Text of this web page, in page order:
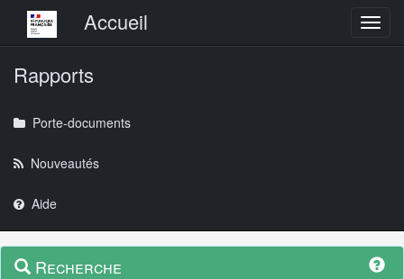
Menu principalAccueil
Rapports
Porte-documents
Nouveautés
Aide
Navigation
Menu
contextuel
Recherche